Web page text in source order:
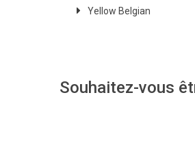
Yellow Belgian
Souhaitez-vous